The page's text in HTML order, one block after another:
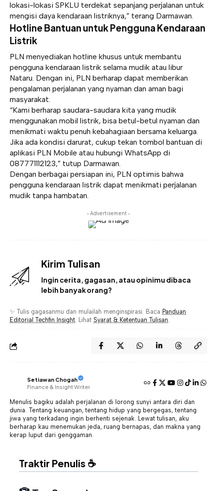
lokasi-lokasi SPKLU terdekat sepanjang perjalanan untuk
mengisi daya kendaraan listriknya,” terang Darmawan.
Hotline Bantuan untuk Pengguna Kendaraan
Listrik
PLN menyediakan hotline khusus untuk membantu
pengguna kendaraan listrik selama mudik atau libur
Nataru. Dengan ini, PLN berharap dapat memberikan
pengalaman perjalanan yang nyaman dan aman bagi
masyarakat.
“Kami berharap saudara-saudara kita yang mudik
menggunakan mobil listrik, bisa betul-betul nyaman dan
menikmati waktu penuh kebahagiaan bersama keluarga.
Jika ada kondisi darurat, cukup tekan tombol bantuan di
aplikasi PLN Mobile atau hubungi WhatsApp di
087771112123,” tutup Darmawan.
Dengan berbagai persiapan ini, PLN optimis bahwa
pengguna kendaraan listrik dapat menikmati perjalanan
mudik tanpa hambatan.
- Advertisement -
Kirim Tulisan
Ingin cerita, gagasan, atau opinimu dibaca
lebih banyak orang?
✨ Tulis gagasanmu dan mulailah menginspirasi. Baca Panduan
Editorial Techfin Insight. Lihat Syarat & Ketentuan Tulisan.
Setiawan Chogah
Finance & Insight Writer
Menulis bagiku adalah perjalanan di lorong sunyi antara diri dan
dunia. Tentang keuangan, tentang hidup yang bergegas, tentang
jiwa yang terkadang ingin berhenti sejenak. Lewat tulisan, aku
berharap kau menemukan jeda, ruang bernapas, dan makna yang
kerap luput dari genggaman.
Traktir Penulis ☕